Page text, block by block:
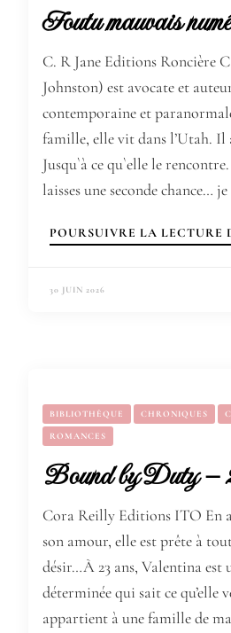
Foutu mauvais
C. R Jane Editions Roncière
Johnston) est avocate et
contemporaine et
famille, elle vit dans l’Utah. Il
Jusqu`à ce qu`elle le
laisses une seconde chance…
POURSUIVRE LA LECTURE
30 JUIN 2026
BIBLIOTHÈQUE CHRONIQUES
ROMANCES
Bound by Duty
Cora Reilly Editions ITO En
son amour, elle est prête à
désir…À 23 ans, Valentina est
déterminée qui sait ce qu’elle
appartient à une famille de